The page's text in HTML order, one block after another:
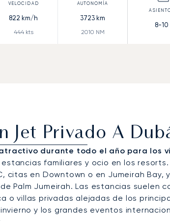
822 km/h
444kts
3723 km
2010 NM
8-10
Jet Privado A
durante todo el año para los
familiares y ocio en los
citas en Downtown o en Jumeirah Bay,
Palm Jumeirah. Las estancias suelen
o villas privadas alejadas de los
y los grandes eventos